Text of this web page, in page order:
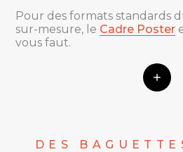
Pour des formats standards
sur-mesure, le Cadre Poster
vous faut.
DES